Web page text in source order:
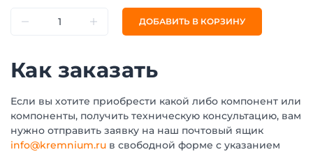
ДОБАВИТЬ В КОРЗИНУ
Как заказать
Если вы хотите приобрести какой либо компонент или
компоненты, получить техническую консультацию, вам
нужно отправить заявку на наш почтовый ящик
info@kremnium.ru в свободной форме с указанием